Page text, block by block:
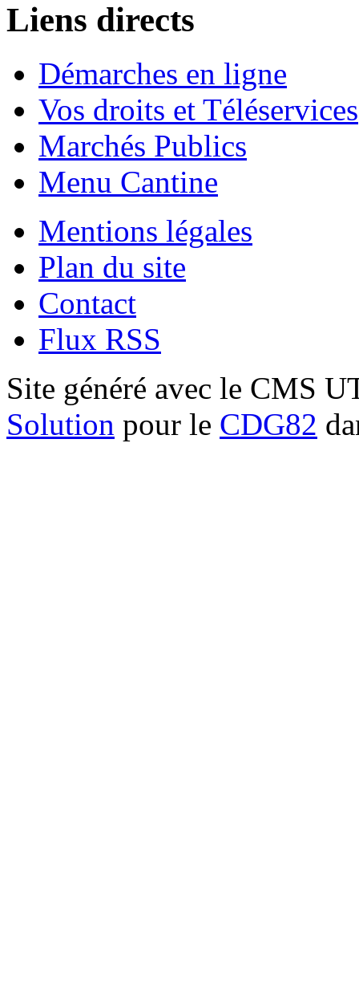
Liens directs
Démarches en ligne
Vos droits et Téléservices
Marchés Publics
Menu Cantine
Mentions légales
Plan du site
Contact
Flux RSS
Site généré avec le CMS
Solution pour le CDG82